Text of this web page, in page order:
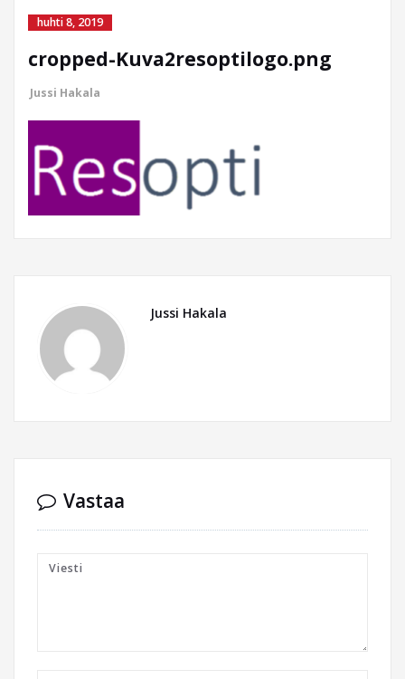
huhti 8, 2019
cropped-Kuva2resoptilogo.png
Jussi Hakala
Jussi Hakala
Vastaa